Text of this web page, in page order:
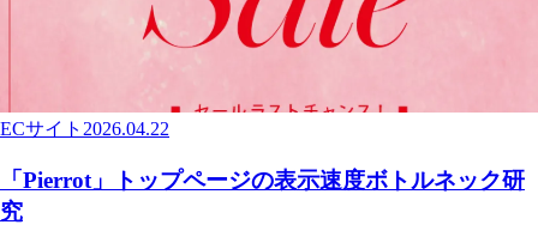
ECサイト 2026.04.22
「Pierrot」トップページの表示速度ボトルネック研
究